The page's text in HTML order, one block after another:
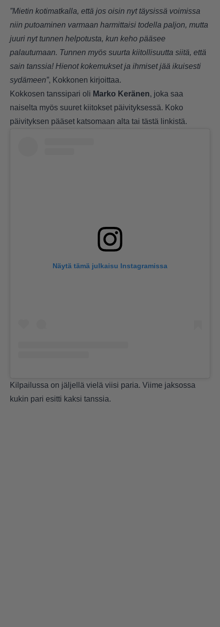
”Mietin kotimatkalla, että jos oisin nyt täysissä voimissa
niin putoaminen varmaan harmittaisi todella paljon, mutta
juuri nyt tunnen helpotusta, kun keho pääsee
palautumaan. Tunnen myös suurta kiitollisuutta siitä, että
sain tanssia! Hienot kokemukset ja ihmiset jää ikuisesti
sydämeen”, Kokkonen kirjoittaa.
Kokkosen tanssipari oli Marko Keränen, joka saa
naiselta myös suuret kiitokset päivityksessä. Koko
päivityksen pääset katsomaan alta tai tästä linkistä.
Näytä tämä julkaisu Instagramissa
Kilpailussa on jäljellä vielä viisi paria. Viime jaksossa
kukin pari esitti kaksi tanssia.